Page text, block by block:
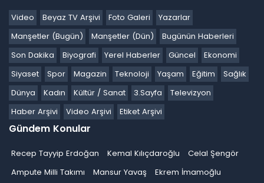
Video Beyaz TV Arşivi Foto Galeri
Yazarlar
Manşetler (Bugün)
Manşetler (Dün)
Bugünün Haberleri
Son Dakika
Biyografi Yerel Haberler Güncel
Ekonomi
Siyaset
Spor Magazin Teknoloji Yaşam Eğitim
Sağlık
Dünya
Kadın Kültür / Sanat 3.Sayfa
Televizyon
Haber Arşivi
Video Arşivi Etiket Arşivi
Gündem Konular
Recep Tayyip Erdoğan Kemal Kılıçdaroğlu
Celal Şengör
Ampute Milli Takımı
Mansur Yavaş
Ekrem İmamoğlu